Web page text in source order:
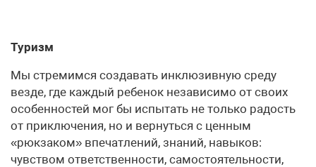
Туризм
Мы стремимся создавать инклюзивную среду
везде, где каждый ребенок независимо от своих
особенностей мог бы испытать не только радость
от приключения, но и вернуться с ценным
«рюкзаком» впечатлений, знаний, навыков:
чувством ответственности, самостоятельности,